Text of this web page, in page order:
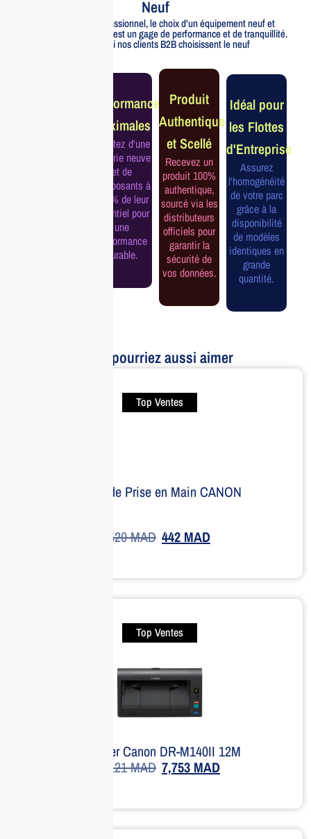
Neuf
Pour un usage professionnel, le choix d'un équipement neuf et
officiellement distribué est un gage de performance et de tranquillité.
Voici pourquoi nos clients B2B choisissent le neuf
Performance
Maximales
Profitez d'une
batterie neuve
et de
composants à
100% de leur
potentiel pour
une
performance
durable.
Produit
Authentique
et Scellé
Recevez un
produit 100%
authentique,
sourcé via les
distributeurs
officiels pour
garantir la
sécurité de
vos données.
Idéal pour
les Flottes
d'Entreprise
Assurez
l'homogénéité
de votre parc
grâce à la
disponibilité
de modèles
identiques en
grande
quantité.
Vous pourriez aussi aimer
Top Ventes
Unité de Prise en Main CANON
520MAD 442 MAD
Top Ventes
Scanner Canon DR-M140II 12M
9,121MAD 7,753 MAD